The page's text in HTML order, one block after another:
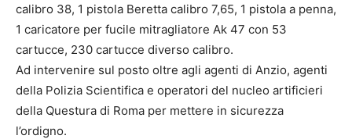
calibro 38, 1 pistola Beretta calibro 7,65, 1 pistola a penna,
1 caricatore per fucile mitragliatore Ak 47 con 53
cartucce, 230 cartucce diverso calibro.
Ad intervenire sul posto oltre agli agenti di Anzio, agenti
della Polizia Scientifica e operatori del nucleo artificieri
della Questura di Roma per mettere in sicurezza
l’ordigno.